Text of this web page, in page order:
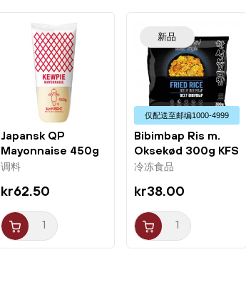
Japansk QP
Mayonnaise 450g
Kewpie
调料
kr62.50
新品
仅配送⾄邮编1000-4999
Bibimbap Ris m.
Oksekød 300g KFS
冷冻食品
kr38.00